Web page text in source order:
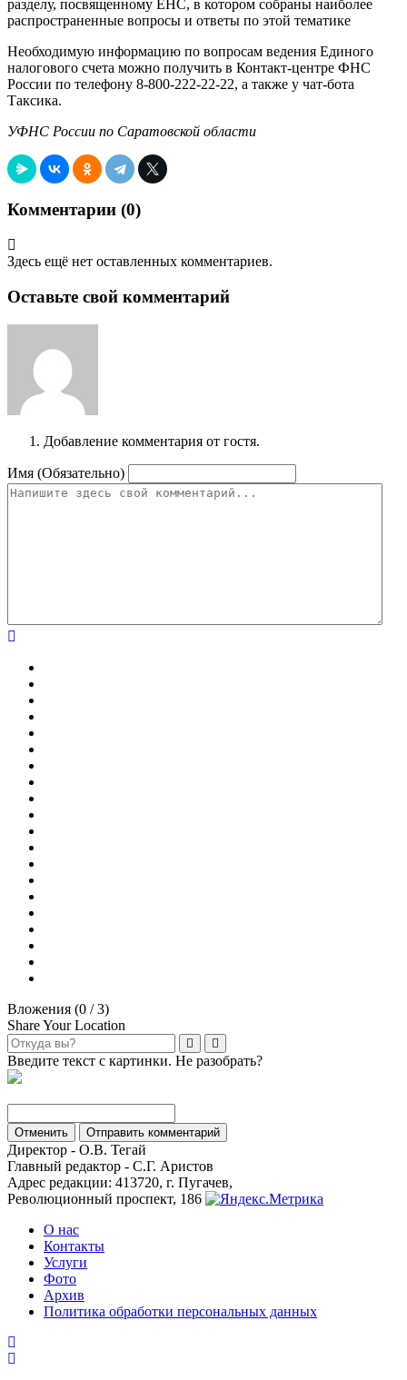
разделу, посвященному ЕНС, в котором собраны наиболее
распространенные вопросы и ответы по этой тематике
Необходимую информацию по вопросам ведения Единого
налогового счета можно получить в Контакт-центре ФНС
России по телефону 8-800-222-22-22, а также у чат-бота
Таксика.
УФНС России по Саратовской области
Комментарии (0)
Здесь ещё нет оставленных комментариев.
Оставьте свой комментарий
Добавление комментария от гостя.
Имя (Обязательно)
Вложения (0 / 3)
Share Your Location
Введите текст с картинки. Не разобрать?
Отменить Отправить комментарий
Директор - О.В. Тегай
Главный редактор - С.Г. Аристов
Адрес редакции: 413720, г. Пугачев,
Революционный проспект, 186
О нас
Контакты
Услуги
Фото
Архив
Политика обработки персональных данных